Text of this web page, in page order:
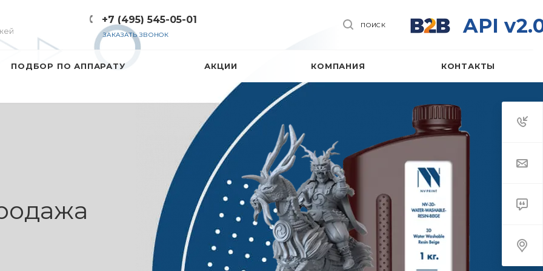
+7 (495) 545-05-01
ЗАКАЗАТЬ ЗВОНОК API
ПОИСК
ПОДБОР ПО АППАРАТУ АКЦИИ КОМПАНИЯ КОНТАКТЫ
—